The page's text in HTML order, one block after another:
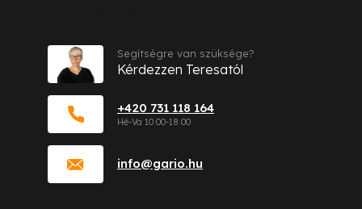
info@gario.hu
+420 731 118 164
Segítségre van szüksége?
Kérdezzen Teresatól